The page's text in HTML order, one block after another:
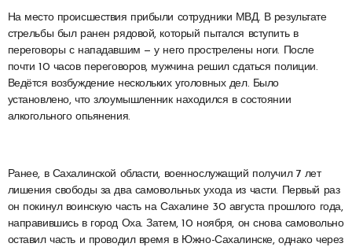
На место происшествия прибыли сотрудники МВД. В результате
стрельбы был ранен рядовой, который пытался вступить в
переговоры с нападавшим — у него прострелены ноги. После
почти 10 часов переговоров, мужчина решил сдаться полиции.
Ведётся возбуждение нескольких уголовных дел. Было
установлено, что злоумышленник находился в состоянии
алкогольного опьянения.
Ранее, в Сахалинской области, военнослужащий получил 7 лет
лишения свободы за два самовольных ухода из части. Первый раз
он покинул воинскую часть на Сахалине 30 августа прошлого года,
направившись в город Оха. Затем, 10 ноября, он снова самовольно
оставил часть и проводил время в Южно-Сахалинске, однако через